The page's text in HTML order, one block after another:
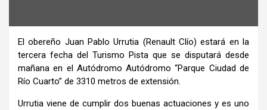
El obereño Juan Pablo Urrutia (Renault Clío) estará en la
tercera fecha del Turismo Pista que se disputará desde
mañana en el Autódromo Autódromo “Parque Ciudad de
Río Cuarto” de 3310 metros de extensión.
Urrutia viene de cumplir dos buenas actuaciones y es uno